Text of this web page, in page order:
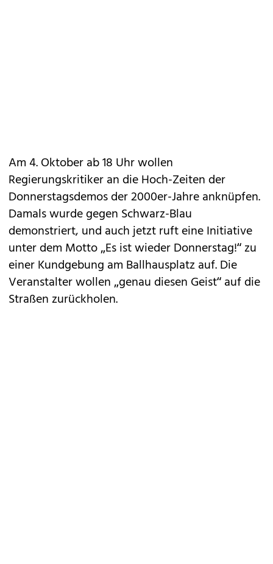
Am 4. Oktober ab 18 Uhr wollen
Regierungskritiker an die Hoch-Zeiten der
Donnerstagsdemos der 2000er-Jahre anknüpfen.
Damals wurde gegen Schwarz-Blau
demonstriert, und auch jetzt ruft eine Initiative
unter dem Motto „Es ist wieder Donnerstag!“ zu
einer Kundgebung am Ballhausplatz auf. Die
Veranstalter wollen „genau diesen Geist“ auf die
Straßen zurückholen.